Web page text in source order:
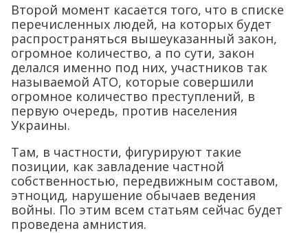
Второй момент касается того, что в списке
перечисленных людей, на которых будет
распространяться вышеуказанный закон,
огромное количество, а по сути, закон
делался именно под них, участников так
называемой АТО, которые совершили
огромное количество преступлений, в
первую очередь, против населения
Украины.
Там, в частности, фигурируют такие
позиции, как завладение частной
собственностью, передвижным составом,
этноцид, нарушение обычаев ведения
войны. По этим всем статьям сейчас будет
проведена амнистия.